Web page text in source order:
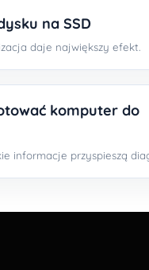
na SSD
daje największy efekt.
komputer do
informacje przyspieszą